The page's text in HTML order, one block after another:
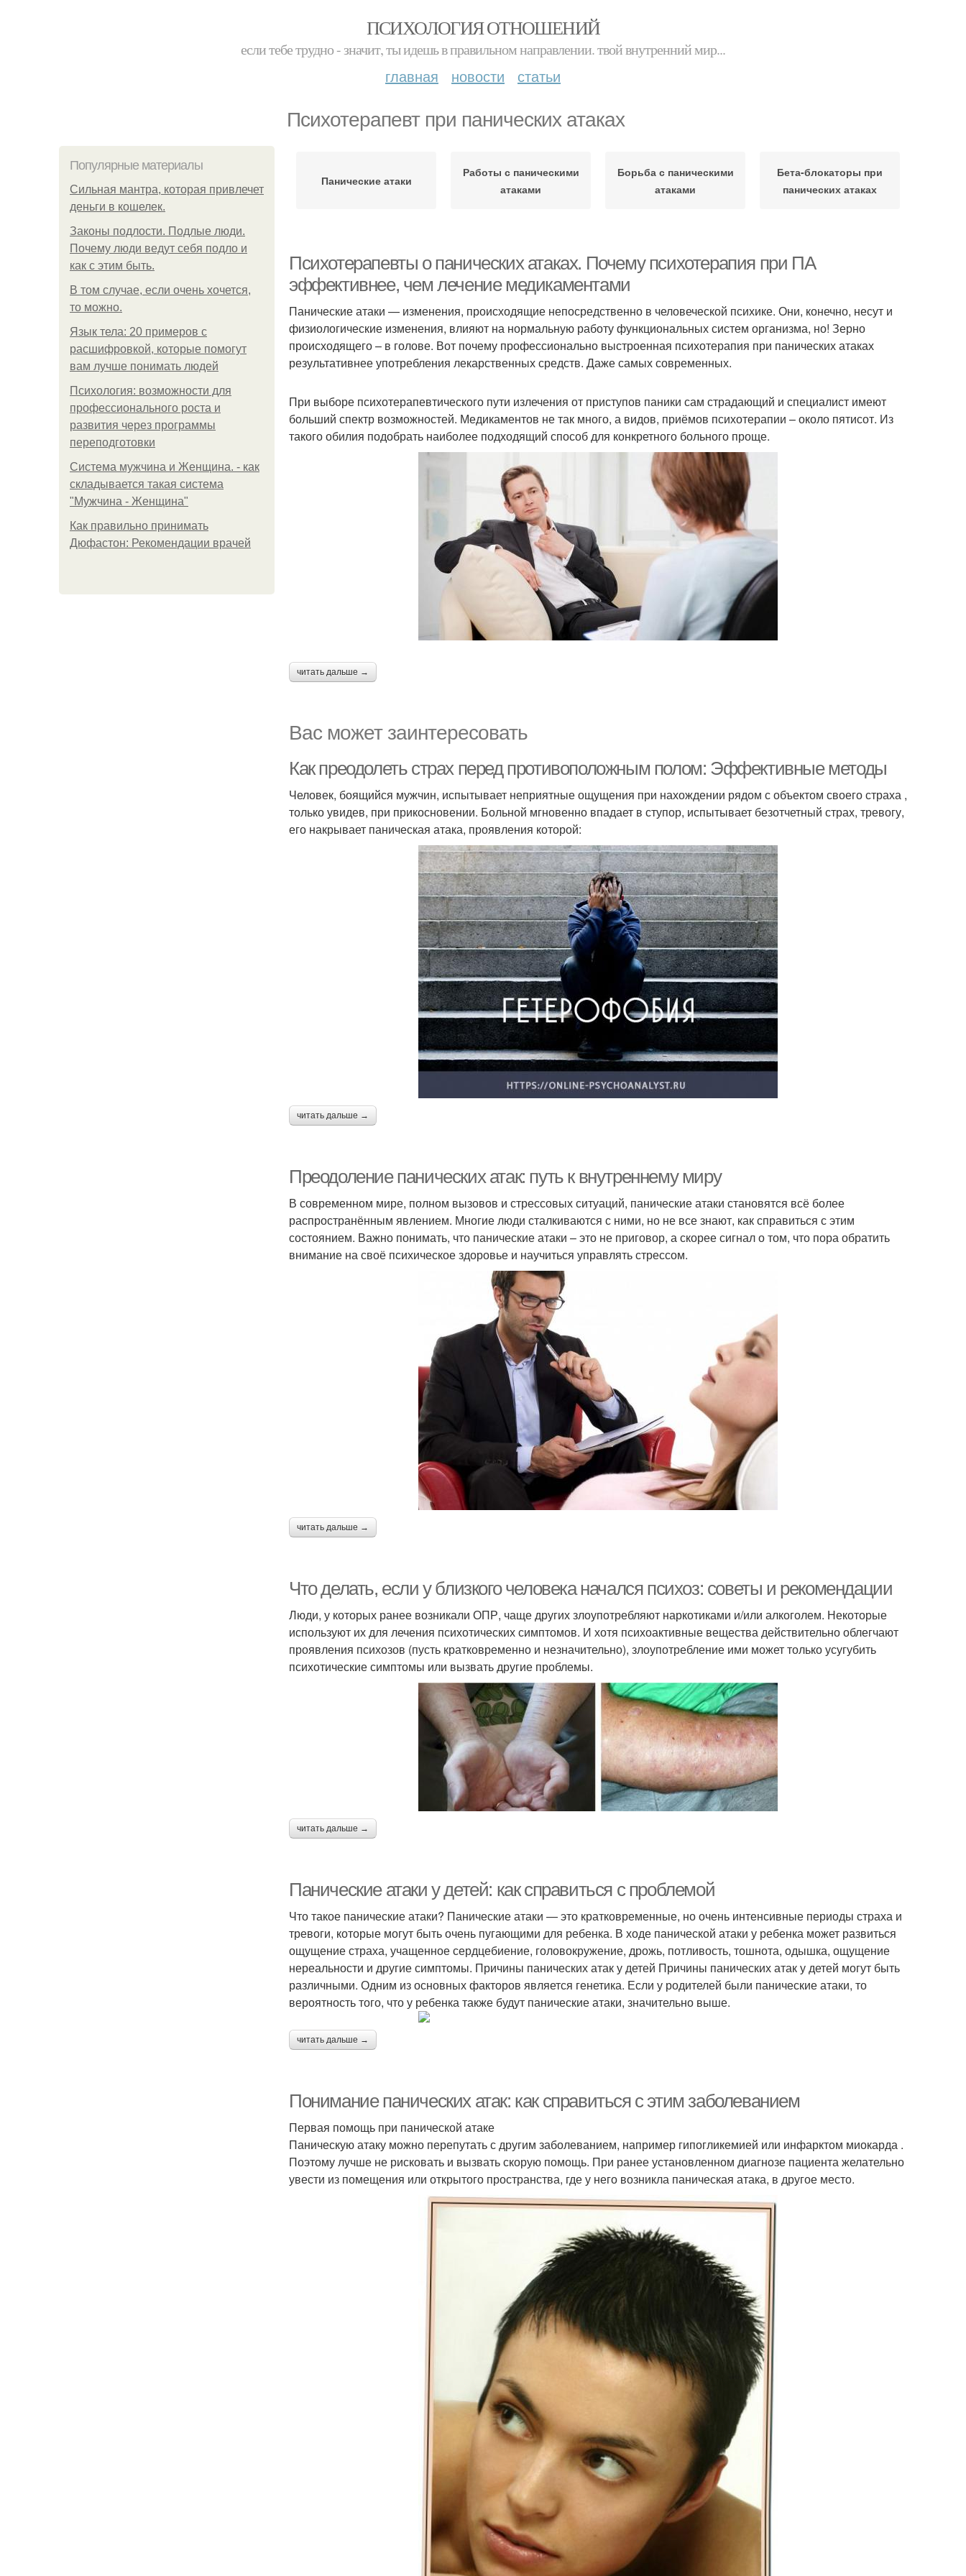
ПСИХОЛОГИЯ ОТНОШЕНИЙ
если тебе трудно - значит, ты идешь в правильном направлении. твой внутренний мир...
главная новости статьи
Психотерапевт при панических атаках
Популярные материалы
Сильная мантра, которая привлечет
деньги в кошелек.
Законы подлости. Подлые люди.
Почему люди ведут себя подло и
как с этим быть.
В том случае, если очень хочется,
то можно.
Язык тела: 20 примеров с
расшифровкой, которые помогут
вам лучше понимать людей
Психология: возможности для
профессионального роста и
развития через программы
переподготовки
Система мужчина и Женщина. - как
складывается такая система
"Мужчина - Женщина"
Как правильно принимать
Дюфастон: Рекомендации врачей
Панические атаки
Работы с паническими
атаками
Борьба с паническими
атаками
Бета-блокаторы при
панических атаках
Психотерапевты о панических атаках. Почему психотерапия при ПА
эффективнее, чем лечение медикаментами
Панические атаки — изменения, происходящие непосредственно в человеческой психике. Они, конечно, несут и
физиологические изменения, влияют на нормальную работу функциональных систем организма, но! Зерно
происходящего – в голове. Вот почему профессионально выстроенная психотерапия при панических атаках
результативнее употребления лекарственных средств. Даже самых современных.
При выборе психотерапевтического пути излечения от приступов паники сам страдающий и специалист имеют
больший спектр возможностей. Медикаментов не так много, а видов, приёмов психотерапии – около пятисот. Из
такого обилия подобрать наиболее подходящий способ для конкретного больного проще.
читать дальше →
Вас может заинтересовать
Как преодолеть страх перед противоположным полом: Эффективные методы
Человек, боящийся мужчин, испытывает неприятные ощущения при нахождении рядом с объектом своего страха ,
только увидев, при прикосновении. Больной мгновенно впадает в ступор, испытывает безотчетный страх, тревогу,
его накрывает паническая атака, проявления которой:
читать дальше →
Преодоление панических атак: путь к внутреннему миру
В современном мире, полном вызовов и стрессовых ситуаций, панические атаки становятся всё более
распространённым явлением. Многие люди сталкиваются с ними, но не все знают, как справиться с этим
состоянием. Важно понимать, что панические атаки – это не приговор, а скорее сигнал о том, что пора обратить
внимание на своё психическое здоровье и научиться управлять стрессом.
читать дальше →
Что делать, если у близкого человека начался психоз: советы и рекомендации
Люди, у которых ранее возникали ОПР, чаще других злоупотребляют наркотиками и/или алкоголем. Некоторые
используют их для лечения психотических симптомов. И хотя психоактивные вещества действительно облегчают
проявления психозов (пусть кратковременно и незначительно), злоупотребление ими может только усугубить
психотические симптомы или вызвать другие проблемы.
читать дальше →
Панические атаки у детей: как справиться с проблемой
Что такое панические атаки? Панические атаки — это кратковременные, но очень интенсивные периоды страха и
тревоги, которые могут быть очень пугающими для ребенка. В ходе панической атаки у ребенка может развиться
ощущение страха, учащенное сердцебиение, головокружение, дрожь, потливость, тошнота, одышка, ощущение
нереальности и другие симптомы. Причины панических атак у детей Причины панических атак у детей могут быть
различными. Одним из основных факторов является генетика. Если у родителей были панические атаки, то
вероятность того, что у ребенка также будут панические атаки, значительно выше.
читать дальше →
Понимание панических атак: как справиться с этим заболеванием
Первая помощь при панической атаке
Паническую атаку можно перепутать с другим заболеванием, например гипогликемией или инфарктом миокарда .
Поэтому лучше не рисковать и вызвать скорую помощь. При ранее установленном диагнозе пациента желательно
увести из помещения или открытого пространства, где у него возникла паническая атака, в другое место.